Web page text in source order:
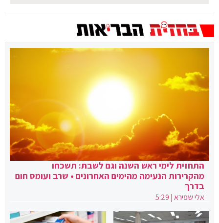
התחזית לימי ראש השנה וגם לשבת: תשכחו
מהקרירות הנעימה מהימים האחרונים • שרב ועומס חום
בדרך
אלי שפירא|
5:29